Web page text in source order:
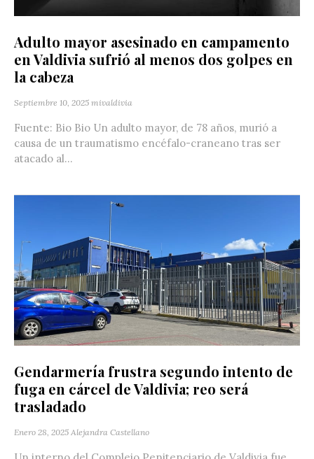
Adulto mayor asesinado en campamento
en Valdivia sufrió al menos dos golpes en
la cabeza
Septiembre 10, 2025 mivaldivia
Fuente: Bio Bio Un adulto mayor, de 78 años, murió a
causa de un traumatismo encéfalo-craneano tras ser
atacado al...
Gendarmería frustra segundo intento de
fuga en cárcel de Valdivia; reo será
trasladado
Enero 28, 2025 Alejandra Castellano